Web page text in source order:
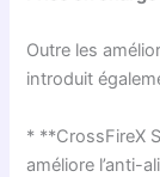
Outre les
introduit
* **CrossFireX
améliore l’anti-